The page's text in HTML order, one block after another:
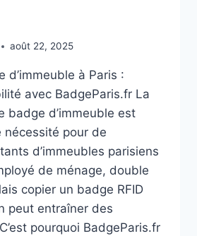
août 22, 2025
d’immeuble à Paris :
avec BadgeParis.fr La
badge d’immeuble est
nécessité pour de
d’immeubles parisiens
de ménage, double
copier un badge RFID
peut entraîner des
pourquoi BadgeParis.fr